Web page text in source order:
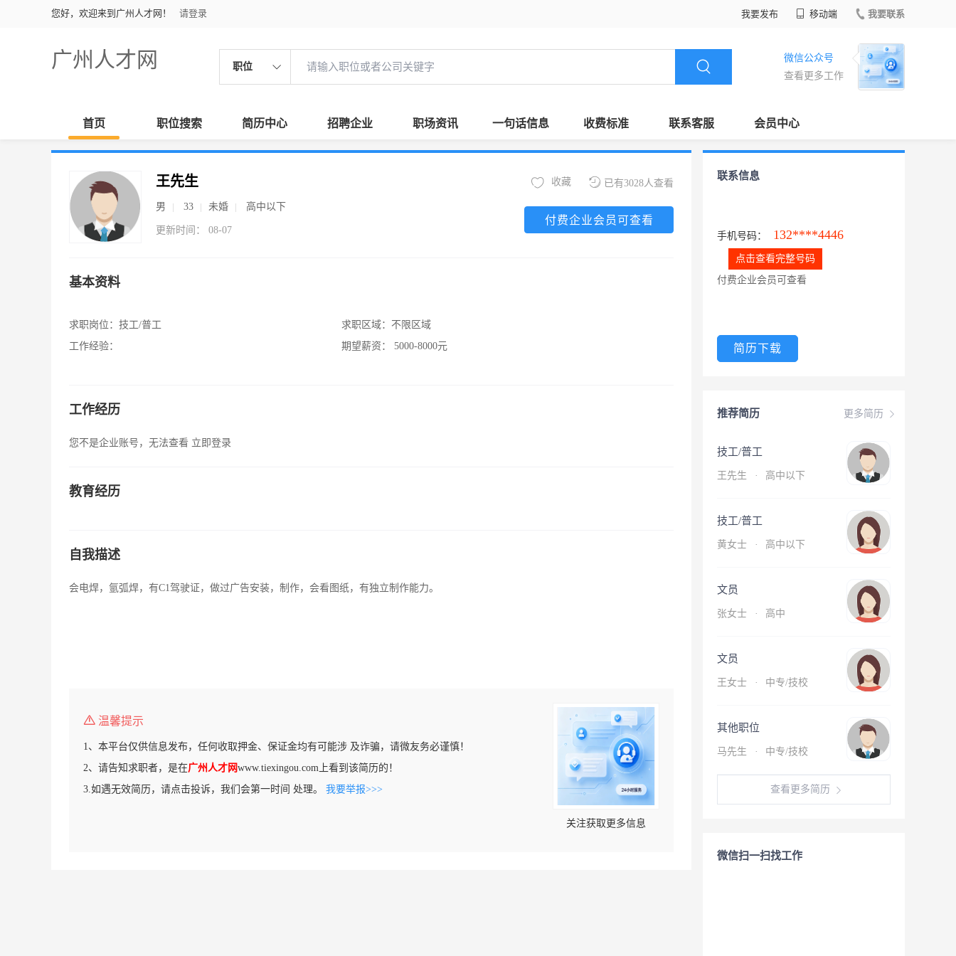
您好，欢迎来到广州人才网！ 请登录 我要发布 移动端 我要联系
广州人才网 职位
微信公众号
查看更多工作
首页 职位搜索 简历中心 招聘企业 职场资讯 一句话信息 收费标准 联系客服 会员中心
王先生
男 33 未婚 高中以下
更新时间： 08-07
已有3028人查看
收藏
付费企业会员可查看
基本资料
求职岗位： 技工/普工
工作经验：
求职区域： 不限区域
期望薪资：
5000-8000元
工作经历
您不是企业账号，无法查看 立即登录
教育经历
自我描述
会电焊，氩弧焊，有C1驾驶证，做过广告安装，制作，会看图纸，有独立制作能力。
温馨提示
1、本平台仅供信息发布，任何收取押金、保证金均有可能涉 及诈骗，请微友务必谨慎！
2、请告知求职者，是在广州人才网www.tiexingou.com上看到该简历的！
3.如遇无效简历，请点击投诉，我们会第一时间 处理。 我要举报>>>
关注获取更多信息
联系信息
手机号码： 132****4446
点击查看完整号码
付费企业会员可查看
简历下载
更多简历
推荐简历
技工/普工
王先生 · 高中以下
技工/普工
黄女士 · 高中以下
文员
张女士 · 高中
文员
王女士 · 中专/技校
其他职位
马先生 · 中专/技校
查看更多简历
微信扫一扫找工作